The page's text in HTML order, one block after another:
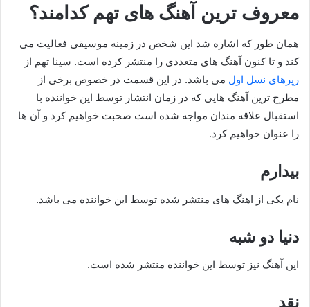
معروف ترین آهنگ های تهم کدامند؟
همان طور که اشاره شد این شخص در زمینه موسیقی فعالیت می‌
کند و تا کنون آهنگ های متعددی را منتشر کرده است. سینا تهم از
رپرهای نسل اول می باشد. در این قسمت در خصوص برخی از
مطرح ترین آهنگ هایی که در زمان انتشار توسط این خواننده با
استقبال علاقه مندان مواجه شده است صحبت خواهیم کرد و آن ها
را عنوان خواهیم کرد.
بیدارم
نام یکی از اهنگ های منتشر شده توسط این خواننده می باشد.
دنیا دو شبه
این آهنگ نیز توسط این خواننده منتشر شده است.
نقد